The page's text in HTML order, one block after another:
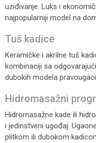
uziđivanje. Luks i
najpopularniji model na
Tuš kadice
Keramičke i akrilne tuš
kombinaciji sa
dubokih modela
Hidromasažni
Hidromasažne kade ili
i jedinstveni ugođaj.
plitkom ili dubokom